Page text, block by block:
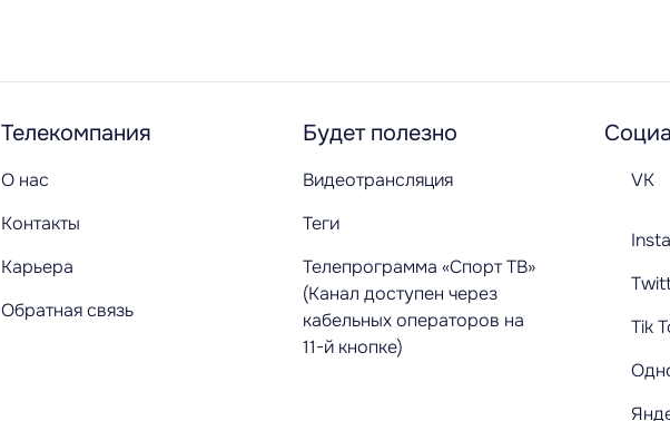
Телекомпания
О нас
Контакты
Карьера
Обратная связь
Будет полезно
Видеотрансляция
Теги
Телепрограмма «Спорт ТВ»
(Канал доступен через
кабельных операторов на
11-й кнопке)
VK
Tik